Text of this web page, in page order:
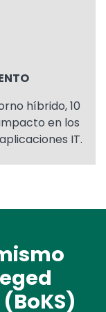
híbrido, 10
en los
IT.